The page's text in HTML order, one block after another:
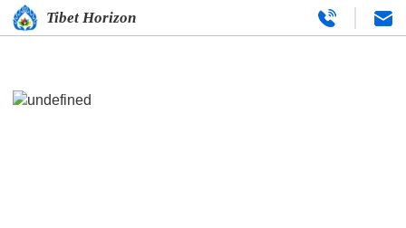
Tibet Horizon